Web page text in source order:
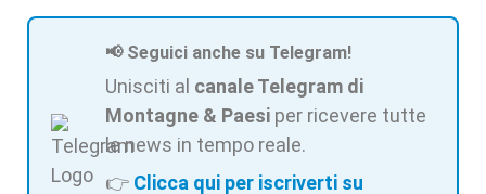
📢 Seguici anche su Telegram!
Unisciti al canale Telegram di
Montagne & Paesi per ricevere tutte
le news in tempo reale.
👉 Clicca qui per iscriverti su